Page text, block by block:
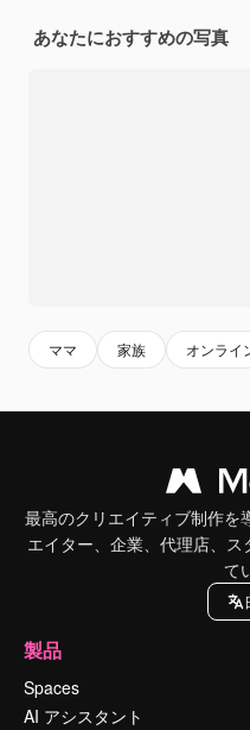
あなたにおすすめの写真
ママ 家族 オンライ
最高のクリエイティブ制作を
エイター、企業、代理店、
て
製品
Spaces
AI アシスタント